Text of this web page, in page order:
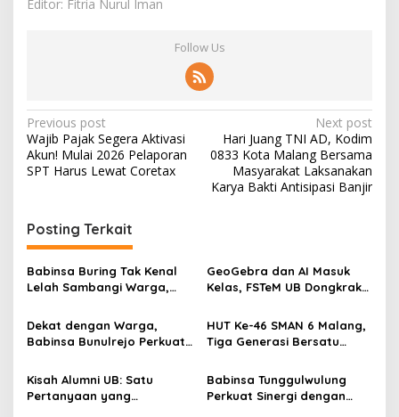
Editor: Fitria Nurul Iman
Follow Us
P
o
s
n
a
v
i
g
a
t
i
Previous post
Wajib Pajak Segera Aktivasi
Akun! Mulai 2026 Pelaporan
SPT Harus Lewat Coretax
Next post
Hari Juang TNI AD, Kodim
0833 Kota Malang Bersama
Masyarakat Laksanakan
Karya Bakti Antisipasi Banjir
Posting Terkait
Babinsa Buring Tak Kenal
Lelah Sambangi Warga,
Jaga Kamtibmas
GeoGebra dan AI Masuk
Kelas, FSTeM UB Dongkrak
SMAN 1 Krembung
Dekat dengan Warga,
Babinsa Bunulrejo Perkuat
HUT Ke-46 SMAN 6 Malang,
Tiga Generasi Bersatu
Kebersamaan, ini Kata
Untari
Kisah Alumni UB: Satu
Pertanyaan yang
Babinsa Tunggulwulung
Perkuat Sinergi dengan